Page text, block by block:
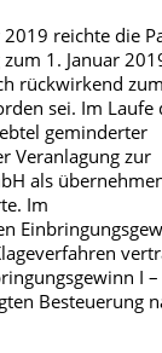
reichte die
1. Januar
rückwirkend
sei. Im Laufe
geminderter
Veranlagung zur
als
Im
I
Besteuerung